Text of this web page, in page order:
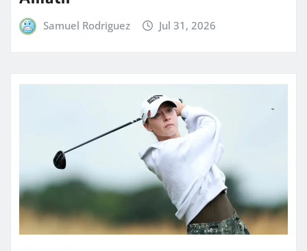
Samuel Rodriguez Jul 31, 2026